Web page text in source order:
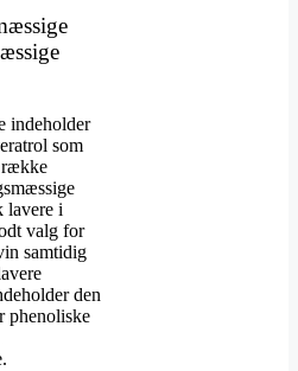
indeholder
som
række
lavere i
valg for
samtidig
den
phenoliske